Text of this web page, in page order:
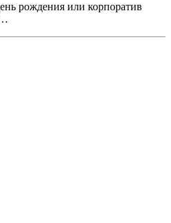
рождения или корпоратив